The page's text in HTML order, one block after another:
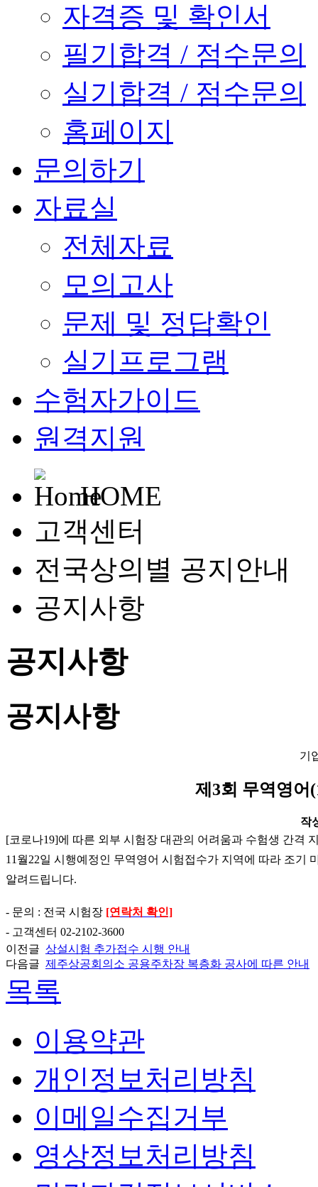
자격증 및 확인서
필기합격 / 점수문의
실기합격 / 점수문의
홈페이지
문의하기
자료실
전체자료
모의고사
문제 및 정답확인
실기프로그램
수험자가이드
원격지원
HOME
고객센터
전국상의별 공지안내
공지사항
공지사항
공지사항
기
제3회 무역영어
작
[코로나19]에 따른 외부 시험장 대관의 어려움과 수험생 간격
11월22일 시행예정인 무역영어 시험접수가 지역에 따라 조기
알려드립니다.
- 문의 : 전국 시험장 [연락처 확인]
- 고객센터 02-2102-3600
이전글 상설시험 추가접수 시행 안내
다음글 제주상공회의소 공용주차장 복층화 공사에 따른 안내
목록
이용약관
개인정보처리방침
이메일수집거부
영상정보처리방침